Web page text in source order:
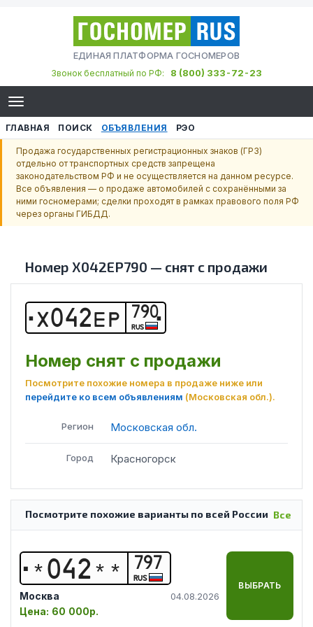
ЕДИНАЯ ПЛАТФОРМА ГОСНОМЕРОВ
Звонок бесплатный по РФ:
8 (800) 333-72-23
ГЛАВНАЯ ПОИСК ОБЪЯВЛЕНИЯ РЭО
Продажа государственных регистрационных знаков (ГРЗ)
отдельно от транспортных средств запрещена
законодательством РФ и не осуществляется на данном ресурсе.
Все объявления — о продаже автомобилей с сохранёнными за
ними госномерами; сделки проходят в рамках правового поля РФ
через органы ГИБДД.
Номер Х042ЕР790 — снят с продажи
Х042Е Р 790
RUS
Номер снят с продажи
Посмотрите похожие номера в продаже ниже или
перейдите ко всем объявлениям (Московская обл.).
Регион Московская обл.
Город Красногорск
Все
Посмотрите похожие варианты по всей России
* 042 * * 797
RUS
Москва 04.08.2026
Цена: 60 000р.
ВЫБРАТЬ